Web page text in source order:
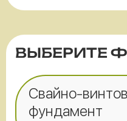
ВЫБЕРИТЕ
Свайно-
фундамент